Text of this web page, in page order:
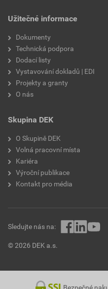
Užitečné informace
Dokumenty
Technická podpora
Dodací listy
Vystavování dokladů | EDI
Projekty a granty
O nás
Skupina DEK
O Skupině DEK
Volná pracovní místa
Kariéra
Výroční publikace
Kontakt pro média
© 2026 DEK a.s.
Sledujte nás na: